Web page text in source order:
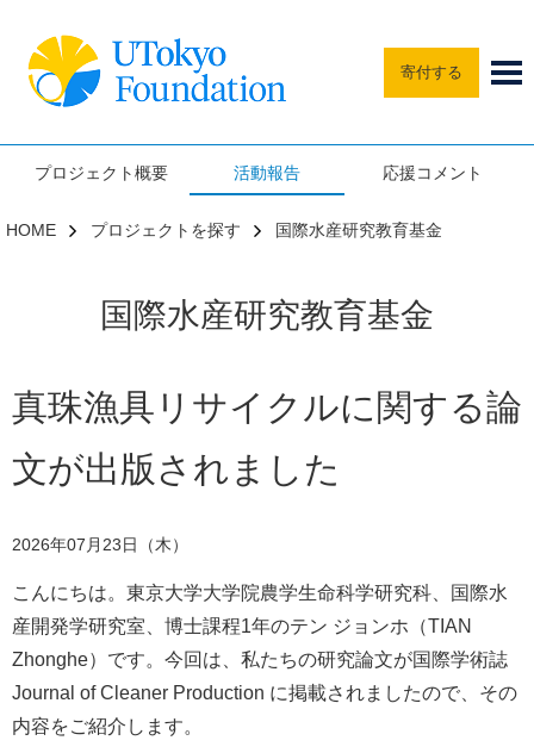
寄付する
HOME プロジェクトを探す 国際水産研究教育基金
国際水産研究教育基金
プロジェクト概要 活動報告 応援コメント
真珠漁具リサイクルに関する論
文が出版されました
2026年07月23日（木）
こんにちは。東京大学大学院農学生命科学研究科、国際水
産開発学研究室、博士課程1年のテン ジョンホ（TIAN
Zhonghe）です。今回は、私たちの研究論文が国際学術誌
Journal of Cleaner Production に掲載されましたので、その
内容をご紹介します。